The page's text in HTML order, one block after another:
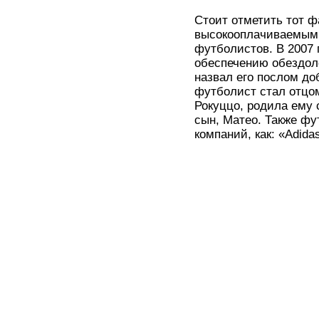
Стоит отметить тот
футболистов. В 2007
обеспечению
назвал его послом
футболист стал
Рокуццо, родила ему
сын, Матео. Также
компаний, как: